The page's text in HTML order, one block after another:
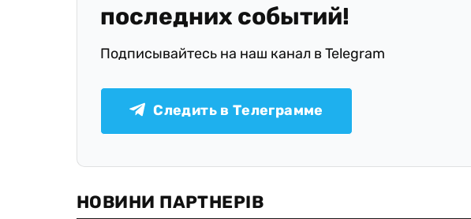
последних событий!
Подписывайтесь на наш канал в Telegram
Следить в Телеграмме